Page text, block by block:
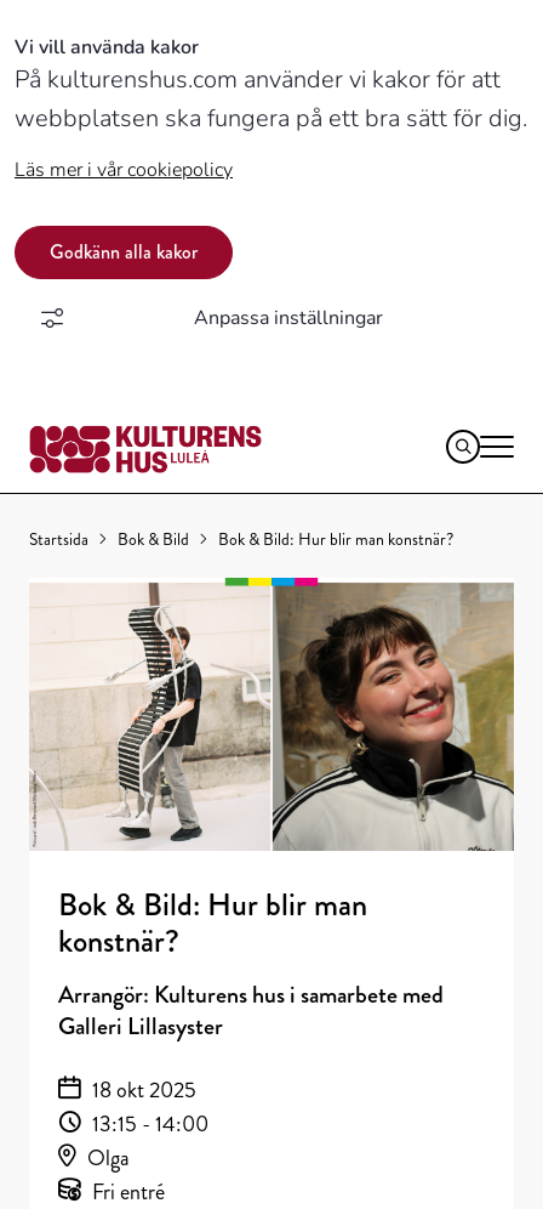
Vi vill använda kakor
På kulturenshus.com använder vi kakor för att
webbplatsen ska fungera på ett bra sätt för dig.
Läs mer i vår cookiepolicy
Godkänn alla kakor
Anpassa inställningar
Logotyp,
Kulturens
hus
Startsida Bok & Bild Bok & Bild: Hur blir man konstnär?
Bok & Bild: Hur blir man
konstnär?
Arrangör: Kulturens hus i samarbete med
Galleri Lillasyster
18 okt 2025
13:15 - 14:00
Olga
Fri entré